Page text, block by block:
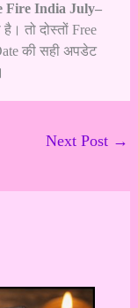
Fire India July–
तो दोस्तों Free
की सही अपडेट
Next Post →